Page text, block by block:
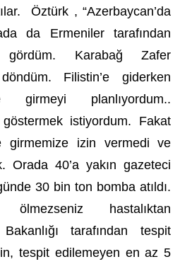
Öztürk , “Azerbaycan’da
da Ermeniler tarafından
gördüm. Karabağ Zafer
Filistin’e giderken
girmeyi planlıyordum..
istiyordum. Fakat
girmemize izin vermedi ve
Orada 40’a yakın gazeteci
30 bin ton bomba atıldı.
hastalıktan
tarafından tespit
tespit edilemeyen en az 5